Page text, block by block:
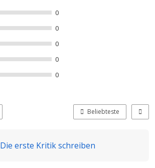
0
0
0
0
0
Beliebteste
Die erste Kritik schreiben